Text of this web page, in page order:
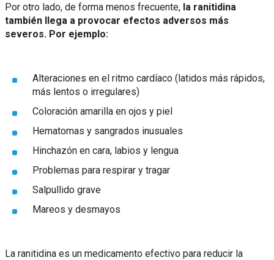
Por otro lado, de forma menos frecuente, la ranitidina
también llega a provocar efectos adversos más
severos. Por ejemplo:
Alteraciones en el ritmo cardíaco (latidos más rápidos,
más lentos o irregulares)
Coloración amarilla en ojos y piel
Hematomas y sangrados inusuales
Hinchazón en cara, labios y lengua
Problemas para respirar y tragar
Salpullido grave
Mareos y desmayos
La ranitidina es un medicamento efectivo para reducir la